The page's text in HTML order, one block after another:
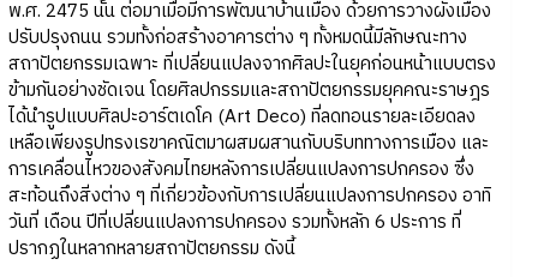
พ.ศ. 2475 นั้น ต่อมาเมื่อมีการพัฒนาบ้านเมือง ด้วยการวางผังเมือง
ปรับปรุงถนน รวมทั้งก่อสร้างอาคารต่าง ๆ ทั้งหมดนี้มีลักษณะทาง
สถาปัตยกรรมเฉพาะ ที่เปลี่ยนแปลงจากศิลปะในยุคก่อนหน้าแบบตรง
ข้ามกันอย่างชัดเจน โดยศิลปกรรมและสถาปัตยกรรมยุคคณะราษฎร
ได้นำรูปแบบศิลปะอาร์ตเดโค (Art Deco) ที่ลดทอนรายละเอียดลง
เหลือเพียงรูปทรงเรขาคณิตมาผสมผสานกับบริบททางการเมือง และ
การเคลื่อนไหวของสังคมไทยหลังการเปลี่ยนแปลงการปกครอง ซึ่ง
สะท้อนถึงสิ่งต่าง ๆ ที่เกี่ยวข้องกับการเปลี่ยนแปลงการปกครอง อาทิ
วันที่ เดือน ปีที่เปลี่ยนแปลงการปกครอง รวมทั้งหลัก 6 ประการ ที่
ปรากฏในหลากหลายสถาปัตยกรรม ดังนี้